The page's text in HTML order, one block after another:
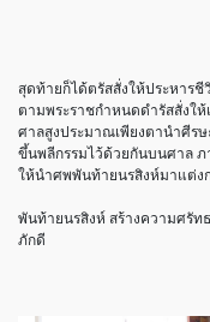
สุดท้ายก็ได้ตรัสสั่งให้ประหาร
ตามพระราชกำหนดดำรัสสั่งใ
ศาลสูงประมาณเพียงตานำศีร
ขึ้นพลีกรรมไว้ด้วยกันบนศาล ภ
ให้นำศพพันท้ายนรสิงห์มาแต่ง
พันท้ายนรสิงห์ สร้างความศรั
ภักดี